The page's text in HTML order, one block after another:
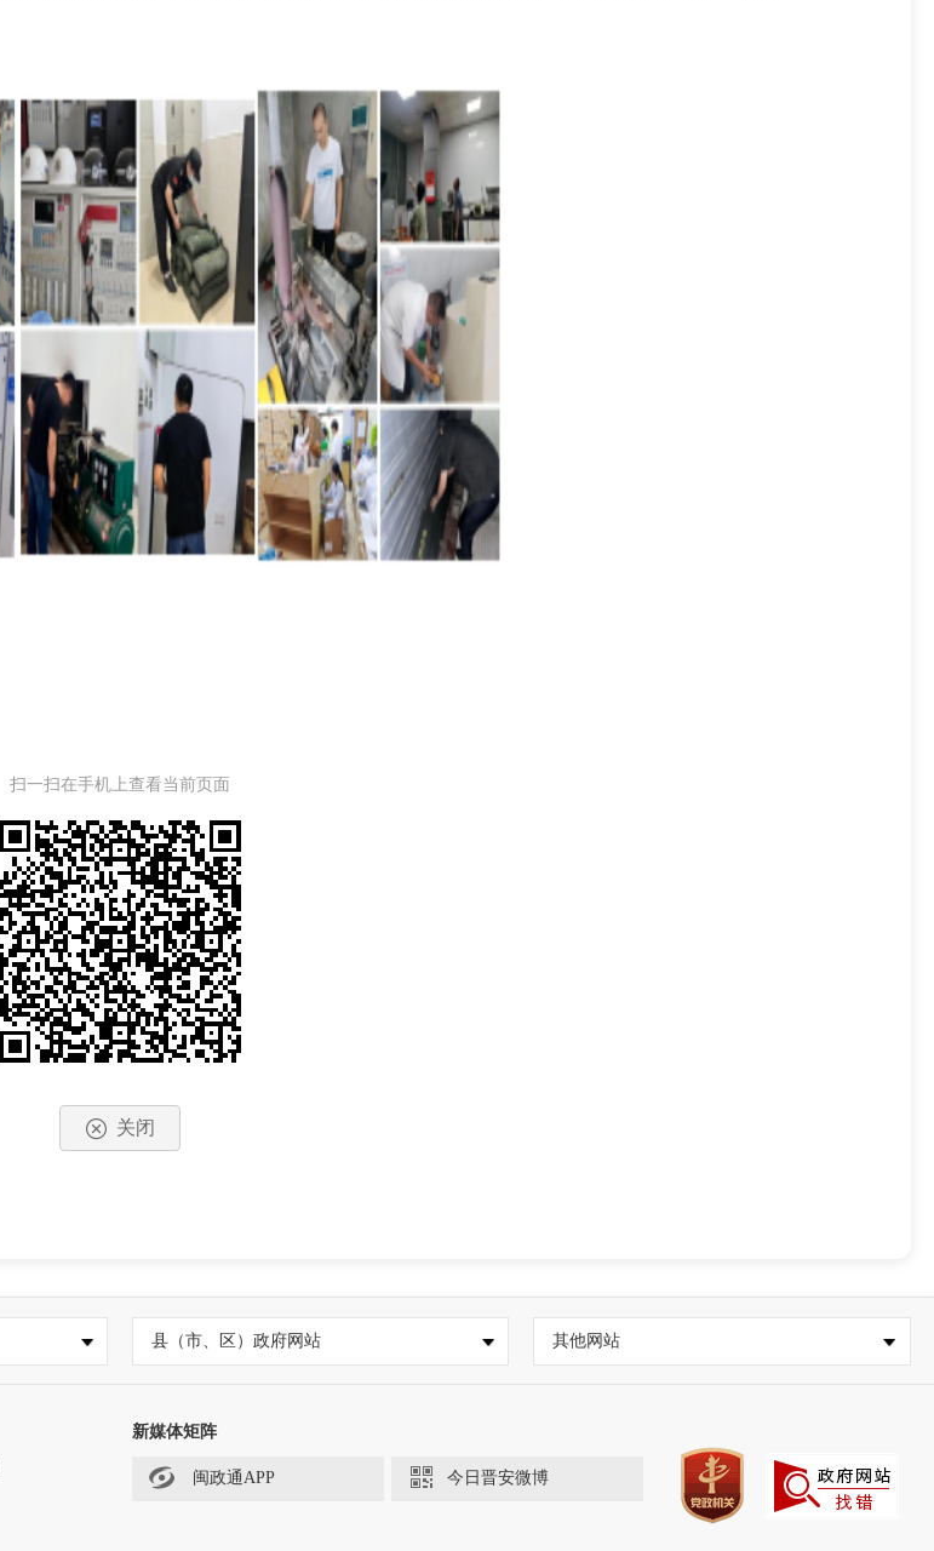
扫一扫在手机上查看当前页面
关闭
县（市、区）政府网站 其他网站
新媒体矩阵
闽政通APP 今日晋安微博